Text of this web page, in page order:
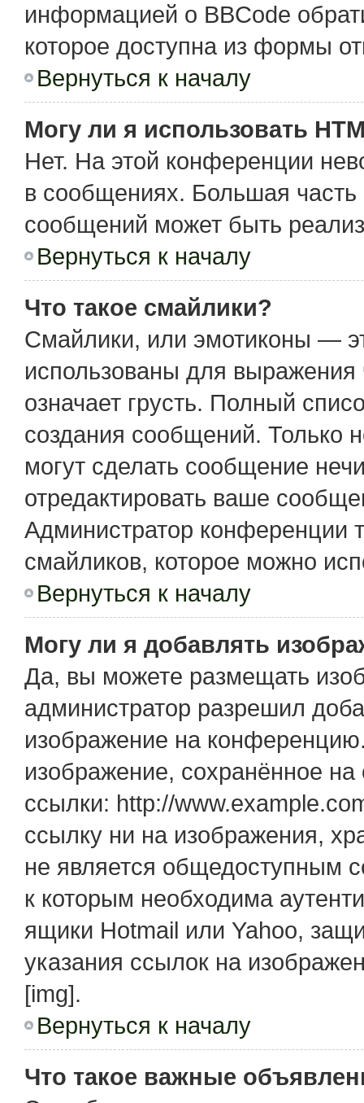
информацией о BBCode
которое доступна из формы
Вернуться к началу
Могу ли я использовать
Нет. На этой конференции
в сообщениях. Большая
сообщений может быть
Вернуться к началу
Что такое смайлики?
Смайлики, или эмотиконы —
использованы для выражения
означает грусть. Полный
создания сообщений. Только
могут сделать сообщение
отредактировать ваше
Администратор конференции
смайликов, которое можно
Вернуться к началу
Могу ли я добавлять
Да, вы можете размещать
администратор разрешил
изображение на
изображение, сохранённое
ссылки: http://
ссылку ни на изображения,
не является общедоступным
к которым необходима
ящики Hotmail или Yahoo,
указания ссылок на
[img].
Вернуться к началу
Что такое важные